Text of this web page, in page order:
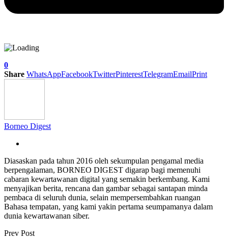
0
Share WhatsAppFacebookTwitterPinterestTelegramEmailPrint
Borneo Digest
Diasaskan pada tahun 2016 oleh sekumpulan pengamal media
berpengalaman, BORNEO DIGEST digarap bagi memenuhi
cabaran kewartawanan digital yang semakin berkembang. Kami
menyajikan berita, rencana dan gambar sebagai santapan minda
pembaca di seluruh dunia, selain mempersembahkan ruangan
Bahasa tempatan, yang kami yakin pertama seumpamanya dalam
dunia kewartawanan siber.
Prev Post